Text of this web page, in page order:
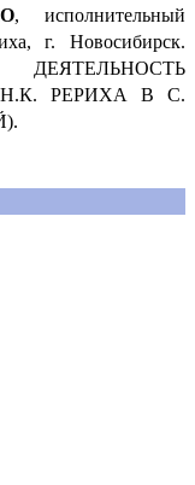
, исполнительный
г. Новосибирск.
РЕРИХА В С.